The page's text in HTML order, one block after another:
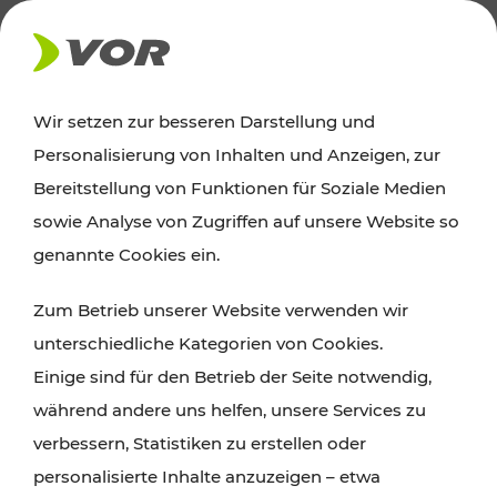
AKTUELLES
News
Alle wichtigen Meldungen zu Fahrplanänderungen,
finden Sie hier im Überblick.
Wir setzen zur besseren Darstellung und
Personalisierung von Inhalten und Anzeigen, zur
Bereitstellung von Funktionen für Soziale Medien
sowie Analyse von Zugriffen auf unsere Website so
genannte Cookies ein.
Zum Betrieb unserer Website verwenden wir
unterschiedliche Kategorien von Cookies.
Einige sind für den Betrieb der Seite notwendig,
während andere uns helfen, unsere Services zu
verbessern, Statistiken zu erstellen oder
personalisierte Inhalte anzuzeigen – etwa